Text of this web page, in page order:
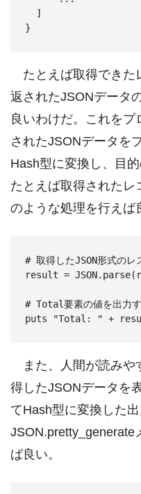
  ]
たとえば取得できた
返されたJSONデータ
良いわけだ。これを
されたJSONデータを
Hash型に変換し、目
たとえば取得された
のような処理を行えば
# 取得したJSON形式のレ
result =
# Total要素の値を出力
また、人間が読みや
得したJSONデータを
てHash型に変換した
JSON.pretty_generate
ば良い。